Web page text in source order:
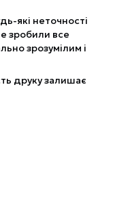
які неточності
зробили все
зрозумілим і
друку залишає